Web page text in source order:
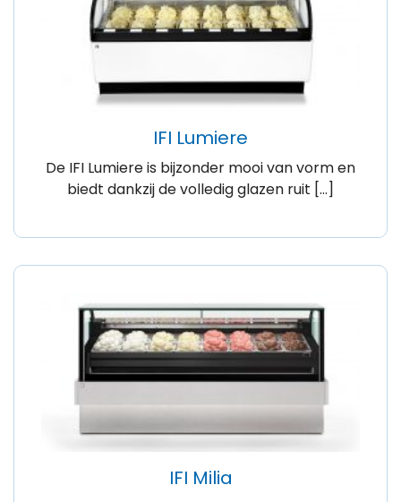
IFI Lumiere
De IFI Lumiere is bijzonder mooi van vorm en
biedt dankzij de volledig glazen ruit […]
IFI Milia